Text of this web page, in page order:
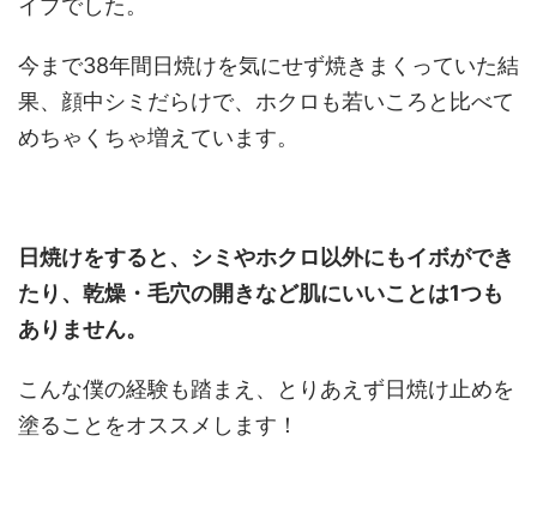
イプでした。
今まで38年間日焼けを気にせず焼きまくっていた結
果、顔中シミだらけで、ホクロも若いころと比べて
めちゃくちゃ増えています。
日焼けをすると、シミやホクロ以外にもイボができ
たり、乾燥・毛穴の開きなど肌にいいことは1つも
ありません。
こんな僕の経験も踏まえ、とりあえず日焼け止めを
塗ることをオススメします！